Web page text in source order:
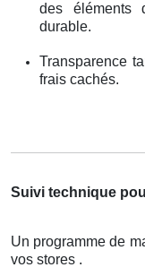
des éléments
durable.
Transparence
frais cachés.
Suivi technique
Un programme de
vos stores .